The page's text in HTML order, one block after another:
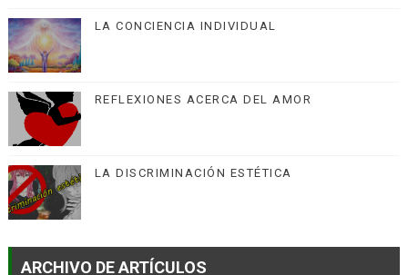
LA CONCIENCIA INDIVIDUAL
REFLEXIONES ACERCA DEL AMOR
LA DISCRIMINACIÓN ESTÉTICA
ARCHIVO DE ARTÍCULOS